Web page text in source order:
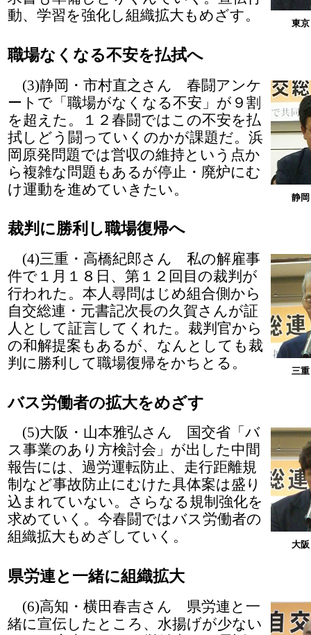
東
動、学習を強化し組織拡大もめざす。
職場なくなる不安を払拭へ
静
(3)静岡・市村直之さん 春闘アンケ
ートで「職場がなくなる不安」が９割
を超えた。１２春闘ではこの不安を払
拭しどう闘っていくのかが課題だ。浜
岡原発問題では営収の維持という点か
ら複雑な問題もあるが停止・廃炉にむ
け運動を進めていきたい。
裁判に勝利し職場復帰へ
三
(4)三重・高橋紀郎さん 私の解雇事
件で１月１８日、第１２回目の裁判が
行われた。本人尋問はじめ組合側から
自交総連・元書記次長の久賀さんが証
人として証言してくれた。裁判官から
の和解提案もあるが、なんとしても裁
判に勝利して職場復帰をかちとる。
バス労働者の拡大をめざす
大
(5)大阪・山本雅弘さん 国交省「バ
ス事業のあり方検討会」が出した中間
報告には、過労運転防止、走行距離規
制など事故防止にむけた具体案は盛り
込まれていない。さらなる規制強化を
求めていく。今春闘ではバス労働者の
組織拡大もめざしていく。
県労連と一緒に組織拡大
(6)高知・横田春吉さん 県労連と一
緒に宣伝したところ、水揚げが少ない